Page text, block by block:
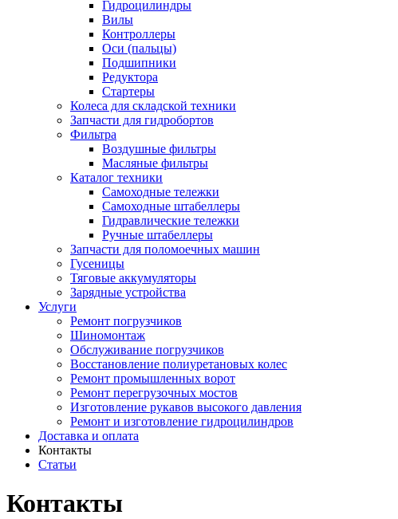
Гидроцилиндры
Вилы
Контроллеры
Оси (пальцы)
Подшипники
Редуктора
Стартеры
Колеса для складской техники
Запчасти для гидробортов
Фильтра
Воздушные фильтры
Масляные фильтры
Каталог техники
Самоходные тележки
Самоходные штабеллеры
Гидравлические тележки
Ручные штабеллеры
Запчасти для поломоечных машин
Гусеницы
Тяговые аккумуляторы
Зарядные устройства
Услуги
Ремонт погрузчиков
Шиномонтаж
Обслуживание погрузчиков
Восстановление полиуретановых колес
Ремонт промышленных ворот
Ремонт перегрузочных мостов
Изготовление рукавов высокого давления
Ремонт и изготовление гидроцилиндров
Доставка и оплата
Контакты
Статьи
Контакты